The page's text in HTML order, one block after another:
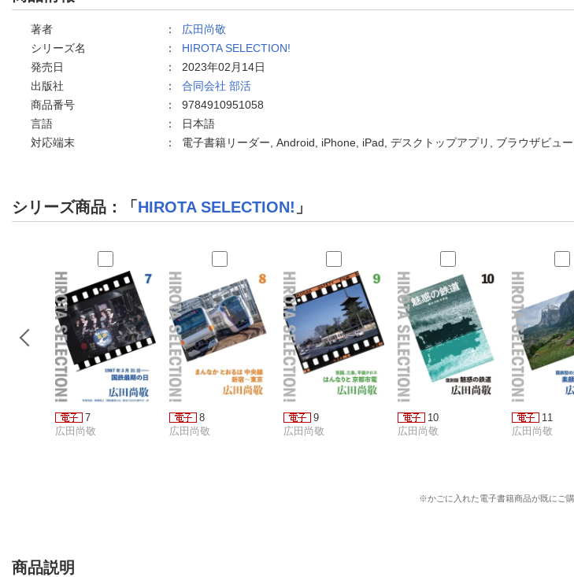
著者 ： 広田尚敬
シリーズ名
： HIROTA SELECTION!
発売日
： 2023年02月14日
出版社
： 合同会社 部活
商品番号
： 9784910951058
言語
：
日本語
対応端末
： 電子書籍リーダー, Android, iPhone, iPad, デスクトップアプリ, ブラウザビュ
シリーズ商品：「HIROTA SELECTION! 」
7
広田尚敬
8
広田尚敬
9
広田尚敬
10
広田尚敬
11
広田尚敬
※かごに入れた電子書籍商品が既にご
商品説明